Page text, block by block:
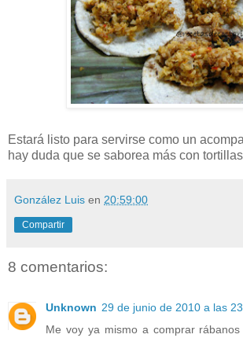
Estará listo para servirse como un
hay duda que se saborea más con
González Luis en 20:59:00
Compartir
8 comentarios:
Unknown 29 de junio de 2010 a las
Me voy ya mismo a comprar